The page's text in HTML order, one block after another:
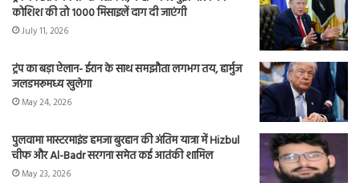
कोशिश की तो 1000 मिसाइलें दाग दी जाएंगी
July 11, 2026
ट्रंप का बड़ा ऐलान- ईरान के साथ समझौता लगभग तय, हार्मुज
जलडमरूमध्य खुलेगा
May 24, 2026
पुलवामा मास्टरमाइंड हमजा बुरहान की अंतिम यात्रा में Hizbul
चीफ और Al-Badr सरगना समेत कई आतंकी शामिल
May 23, 2026